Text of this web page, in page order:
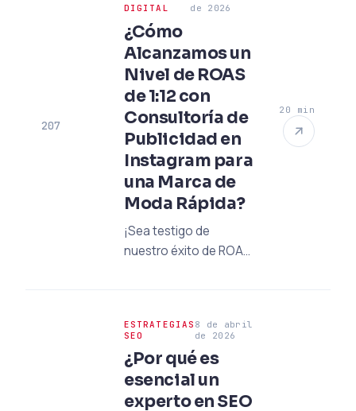
de 2026 y las ventajas
de alto ROI del
software
personalizado.
207
DIGITAL
de 2026
¿Cómo
Alcanzamos un
Nivel de ROAS
de 1:12 con
Consultoría de
Publicidad en
Instagram para
una Marca de
Moda Rápida?
¡Sea testigo de
nuestro éxito de ROAS
escalar sus ventas de
comercio electrónico
con estrategias
basadas en datos y
20 min
ESTRATEGIAS
SEO
8 de abril
de 2026
¿Por qué es
esencial un
experto en SEO